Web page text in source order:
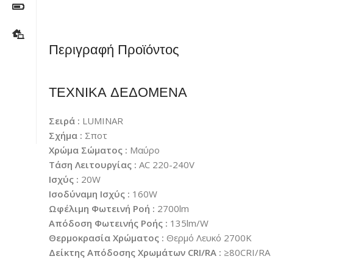
Περιγραφή Προϊόντος
ΤΕΧΝΙΚΑ ΔΕΔΟΜΕΝΑ
Σειρά : LUMINAR
Σχήμα : Σποτ
Χρώμα Σώματος : Μαύρο
Τάση Λειτουργίας : AC 220-240V
Ισχύς : 20W
Ισοδύναμη Ισχύς : 160W
Ωφέλιμη Φωτεινή Ροή : 2700lm
Απόδοση Φωτεινής Ροής : 135lm/W
Θερμοκρασία Χρώματος : Θερμό Λευκό 2700K
Δείκτης Απόδοσης Χρωμάτων CRI/RA : ≥80CRI/RA